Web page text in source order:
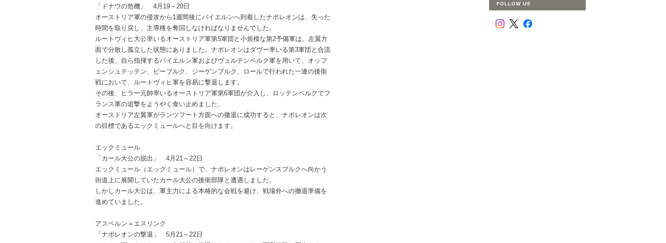
「ドナウの危機」 4月19～20日
オーストリア軍の侵攻から1週間後にバイエルンへ到着したナポレオンは、失った
時間を取り戻し、主導権を奪回しなければなりませんでした。
ルートヴィヒ大公率いるオーストリア軍第5軍団と小規模な第2予備軍は、左翼方
面で分散し孤立した状態にありました。ナポレオンはダヴー率いる第3軍団と合流
した後、自ら指揮するバイエルン軍およびヴュルテンベルク軍を用いて、オッフ
ェンシュテッテン、ビーブルク、ジーゲンブルク、ロールで行われた一連の後衛
戦において、ルートヴィヒ軍を容易に撃退します。
その後、ヒラー元帥率いるオーストリア軍第6軍団が介入し、ロッテンベルクでフ
ランス軍の追撃をようやく食い止めました。
オーストリア左翼軍がランツフート方面への撤退に成功すると、ナポレオンは次
の目標であるエックミュールへと目を向けます。
エックミュール
「カール大公の脱出」 4月21～22日
エックミュール（エッグミュール）で、ナポレオンはレーゲンスブルクへ向かう
街道上に展開していたカール大公の後衛部隊と遭遇しました。
しかしカール大公は、軍主力による本格的な会戦を避け、戦場外への撤退準備を
進めていました。
アスペルン＝エスリンク
「ナポレオンの撃退」 5月21～22日
FOLLOW US